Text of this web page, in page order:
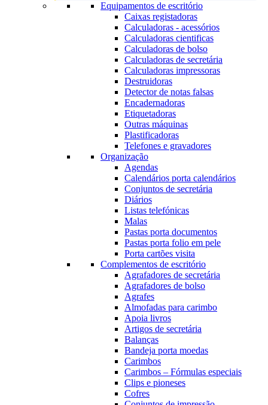
Equipamentos de escritório
Caixas registadoras
Calculadoras - acessórios
Calculadoras cientificas
Calculadoras de bolso
Calculadoras de secretária
Calculadoras impressoras
Destruidoras
Detector de notas falsas
Encadernadoras
Etiquetadoras
Outras máquinas
Plastificadoras
Telefones e gravadores
Organização
Agendas
Calendários porta calendários
Conjuntos de secretária
Diários
Listas telefónicas
Malas
Pastas porta documentos
Pastas porta folio em pele
Porta cartões visita
Complementos de escritório
Agrafadores de secretária
Agrafadores de bolso
Agrafes
Almofadas para carimbo
Apoia livros
Artigos de secretária
Balanças
Bandeja porta moedas
Carimbos
Carimbos – Fórmulas especiais
Clips e pioneses
Cofres